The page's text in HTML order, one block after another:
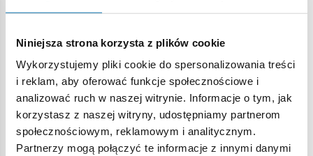
Niniejsza strona korzysta z plików cookie
Wykorzystujemy pliki cookie do spersonalizowania treści
i reklam, aby oferować funkcje społecznościowe i
analizować ruch w naszej witrynie. Informacje o tym, jak
korzystasz z naszej witryny, udostępniamy partnerom
społecznościowym, reklamowym i analitycznym.
Partnerzy mogą połączyć te informacje z innymi danymi